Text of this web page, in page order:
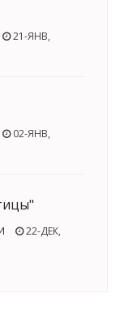
21-ЯНВ,
02-ЯНВ,
22-ДЕК,